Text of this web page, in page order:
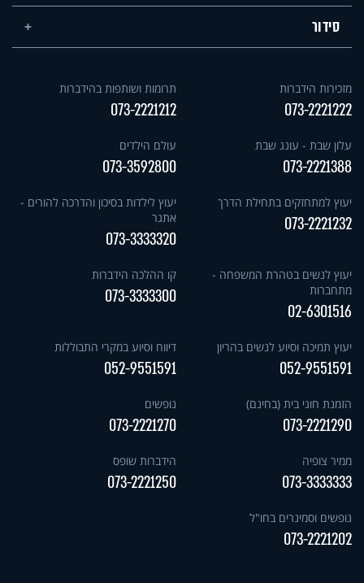
סידור
מזכירות הידברות
073-2221222
תרומות ושותפות בהידברות
073-2221212
עלון שבת - עונג שבת
073-2221388
עולם הילדים
073-3592800
יעוץ למתחזקים בתחילת הדרך
073-2221232
יעוץ לילדות בסיכון והדרכה להורים -
אתגר
073-3333320
יעוץ לנשים בטהרת המשפחה -
מתחברות
02-6301516
קו ההלכה הידברות
073-3333300
יעוץ תמיכה וסיוע לנשים בהריון
052-9551591
דיווח וסיוע במקרי התבוללות
052-9551591
הזמנת חוגי בית (בחינם)
073-2221290
נופשים
073-2221270
ממיר צופיה
073-3333333
הידברות שופס
073-2221250
נופשים וסמינרים בחו"ל
073-2221202